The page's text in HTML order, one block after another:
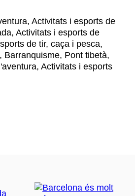
Activitats i esports de
Activitats i esports de
de tir, caça i pesca,
Barranquisme, Pont tibetà,
Activitats i esports